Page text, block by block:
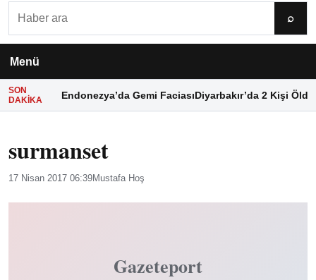
⌕
Menü
SON
DAKIKA
Endonezya’da Gemi FaciasıDiyarbakır’da 2 Kişi Öldü
surmanset
17 Nisan 2017 06:39Mustafa Hoş
Gazeteport